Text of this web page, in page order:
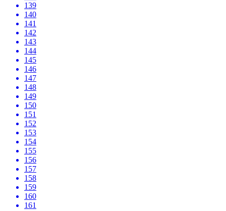
139
140
141
142
143
144
145
146
147
148
149
150
151
152
153
154
155
156
157
158
159
160
161